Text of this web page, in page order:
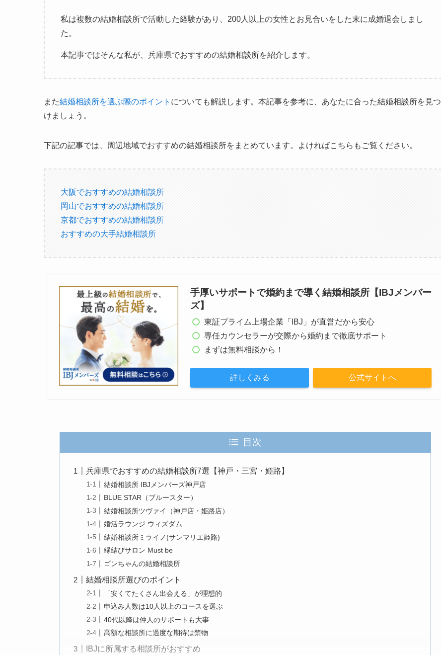
私は複数の結婚相談所で活動した経験があり、200人以上の女性とお見合いをした末に成婚退会しまし
た。
本記事ではそんな私が、兵庫県でおすすめの結婚相談所を紹介します。
また結婚相談所を選ぶ際のポイント についても解説します。本記事を参考に、あなたに合った結婚相談所を見つ
けましょう。
下記の記事では、周辺地域でおすすめの結婚相談所をまとめています。よければこちらもご覧ください。
大阪でおすすめの結婚相談所
岡山でおすすめの結婚相談所
京都でおすすめの結婚相談所
おすすめの大手結婚相談所
手厚いサポートで婚約まで導く結婚相談所【IBJメンバー
ズ】
東証プライム上場企業「IBJ」が直営だから安心
専任カウンセラーが交際から婚約まで徹底サポート
まずは無料相談から！
詳しくみる 公式サイトへ
目次
兵庫県でおすすめの結婚相談所7選【神戸・三宮・姫路】
結婚相談所 IBJメンバーズ神戸店
BLUE STAR（ブルースター）
結婚相談所ツヴァイ（神戸店・姫路店）
婚活ラウンジ ウィズダム
結婚相談所ミライノ(サンマリエ姫路)
縁結びサロン Must be
ゴンちゃんの結婚相談所
結婚相談所選びのポイント
「安くてたくさん出会える」が理想的
申込み人数は10人以上のコースを選ぶ
40代以降は仲人のサポートも大事
高額な相談所に過度な期待は禁物
IBJに所属する相談所がおすすめ